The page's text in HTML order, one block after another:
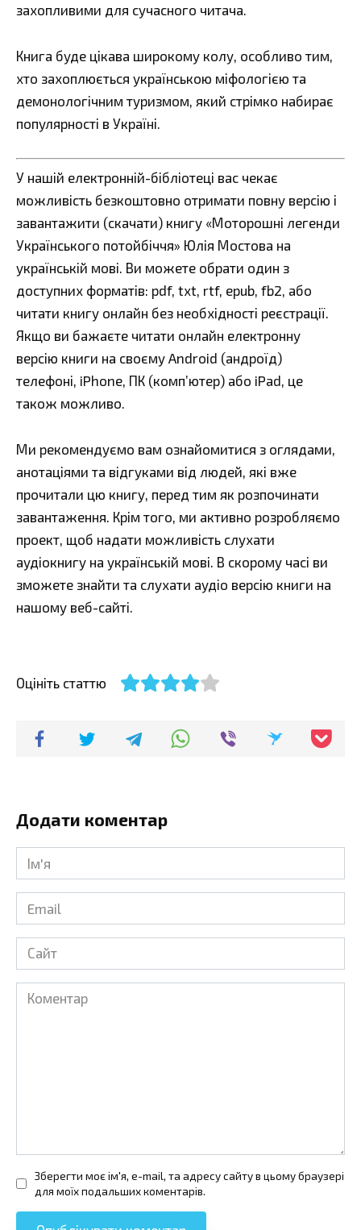
захопливими для сучасного читача.
Книга буде цікава широкому колу, особливо тим,
хто захоплюється українською міфологією та
демонологічним туризмом, який стрімко набирає
популярності в Україні.
У нашій електронній-бібліотеці вас чекає
можливість безкоштовно отримати повну версію і
завантажити (скачати) книгу «Моторошні легенди
Українського потойбіччя» Юлія Мостова на
українській мові. Ви можете обрати один з
доступних форматів: pdf, txt, rtf, epub, fb2, або
читати книгу онлайн без необхідності реєстрації.
Якщо ви бажаєте читати онлайн електронну
версію книги на своєму Android (андроїд)
телефоні, iPhone, ПК (комп’ютер) або iPad, це
також можливо.
Ми рекомендуємо вам ознайомитися з оглядами,
анотаціями та відгуками від людей, які вже
прочитали цю книгу, перед тим як розпочинати
завантаження. Крім того, ми активно розробляємо
проект, щоб надати можливість слухати
аудіокнигу на українській мові. В скорому часі ви
зможете знайти та слухати аудіо версію книги на
нашому веб-сайті.
Оцініть статтю
Додати коментар
Ім'я
Email
Сайт
Коментар
Зберегти моє ім'я, e-mail, та адресу сайту в цьому браузері
для моїх подальших коментарів.